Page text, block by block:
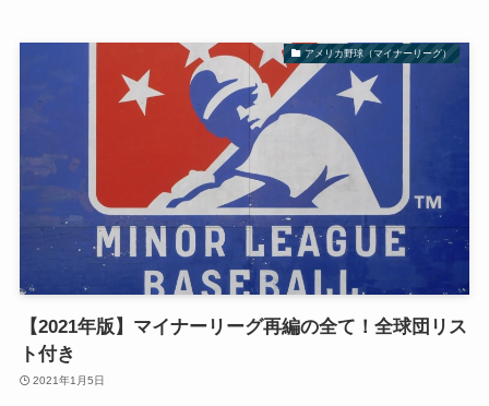
アメリカ野球（マイナーリーグ）
【2021年版】マイナーリーグ再編の全て！全球団リス
ト付き
2021年1月5日